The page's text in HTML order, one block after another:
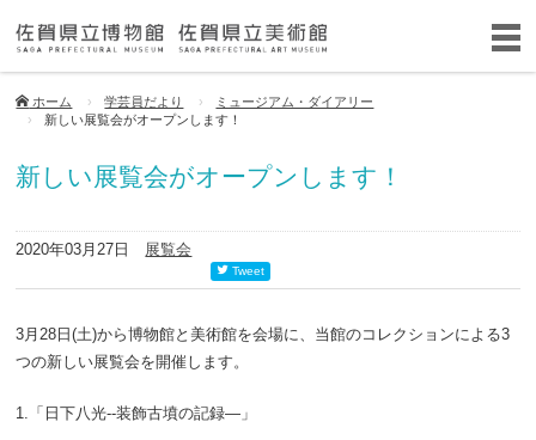
ホーム 学芸員だより
ミュージアム・ダイアリー
新しい展覧会がオープンします！
新しい展覧会がオープンします！
2020年03月27日 展覧会
Tweet
3月28日(土)から博物館と美術館を会場に、当館のコレクションによる3
つの新しい展覧会を開催します。
1.「日下八光--装飾古墳の記録―」